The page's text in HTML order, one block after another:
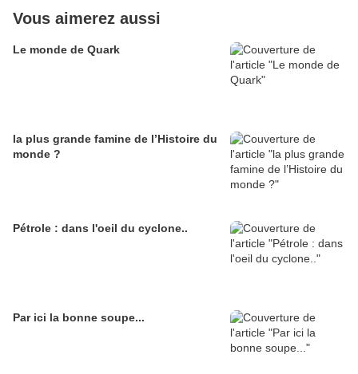
Vous aimerez aussi
Le monde de Quark
la plus grande famine de l’Histoire du
monde ?
Pétrole : dans l'oeil du cyclone..
Par ici la bonne soupe...